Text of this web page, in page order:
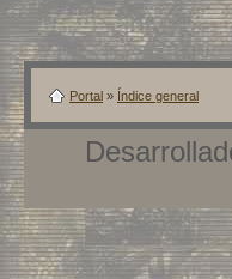
Portal » Índice general